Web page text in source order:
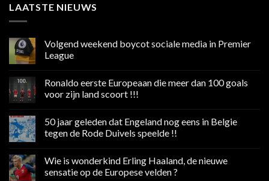
LAATSTE NIEUWS
Volgend weekend boycot sociale media in Premier
League
op
weekend
media
in
Premier
Ronaldo eerste Europeaan die meer dan 100 goals
voor zijn land scoort !!!
op
Ronaldo
eerste
meer
100
50 jaar geleden dat Engeland nog eens in Belgie
tegen de Rode Duivels speelde !!
op
jaar
Wie is wonderkind Erling Haaland, de nieuwe
sensatie op de Europese velden ?